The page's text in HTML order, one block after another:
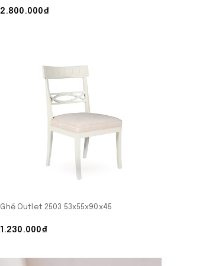
2.800.000₫
Ghế Outlet 2503 53x55x90x45
1.230.000₫